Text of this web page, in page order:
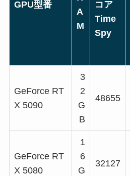
GPU型番
A
M
コア
Time
Spy
GeForce RT
X 5090
3
2
G
B
48655
GeForce RT
X 5080
1
6
G
32127